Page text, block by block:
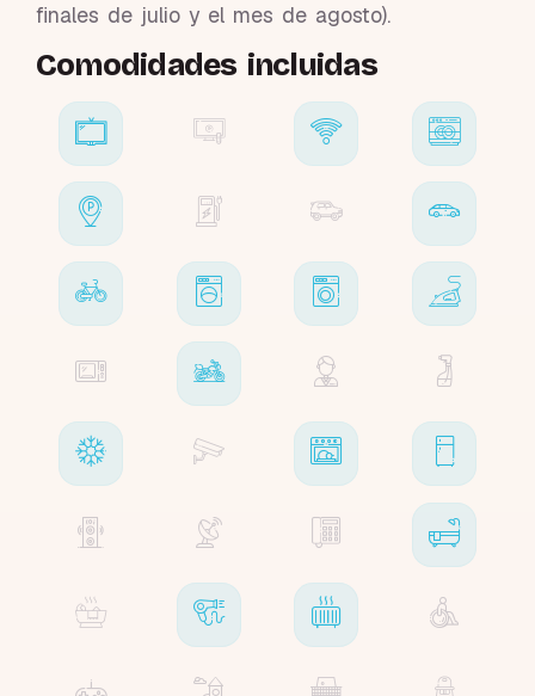
finales de julio y el mes de agosto).
Comodidades incluidas